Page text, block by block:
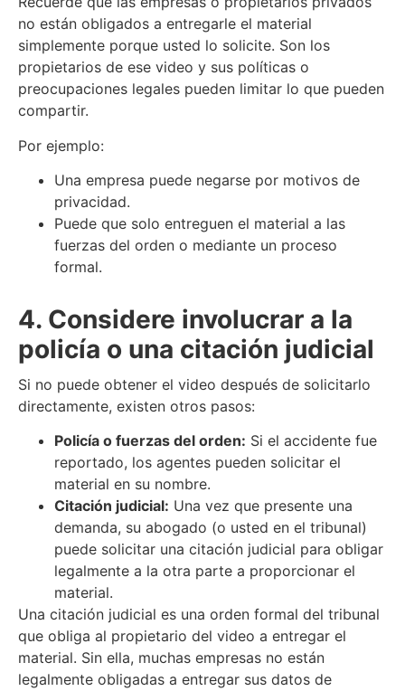
no están obligados a entregarle el material
simplemente porque usted lo solicite. Son los
propietarios de ese video y sus políticas o
preocupaciones legales pueden limitar lo que pueden
compartir.
Por ejemplo:
Una empresa puede negarse por motivos de
privacidad.
Puede que solo entreguen el material a las
fuerzas del orden o mediante un proceso
formal.
4. Considere involucrar a la
policía o una citación judicial
Si no puede obtener el video después de solicitarlo
directamente, existen otros pasos:
Policía o fuerzas del orden: Si el accidente fue
reportado, los agentes pueden solicitar el
material en su nombre.
Citación judicial: Una vez que presente una
demanda, su abogado (o usted en el tribunal)
puede solicitar una citación judicial para obligar
legalmente a la otra parte a proporcionar el
material.
Una citación judicial es una orden formal del tribunal
que obliga al propietario del video a entregar el
material. Sin ella, muchas empresas no están
legalmente obligadas a entregar sus datos de